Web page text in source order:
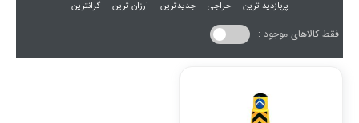
پربازدید ترین حراجی جدیدترین ارزان ترین گرانترین
فقط کالاهای موجود :